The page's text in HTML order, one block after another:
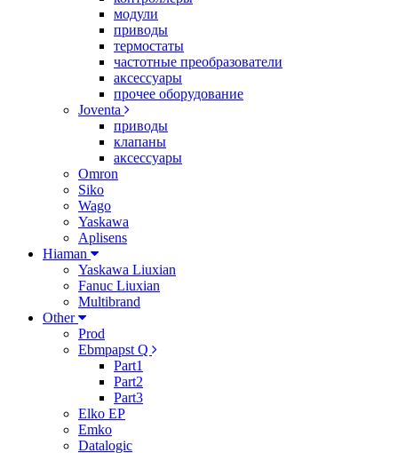
модули
приводы
термостаты
частотные преобразователи
аксессуары
прочее оборудование
Joventa
приводы
клапаны
аксессуары
Omron
Siko
Wago
Yaskawa
Aplisens
Hiaman
Yaskawa Liuxian
Fanuc Liuxian
Multibrand
Other
Prod
Ebmpapst Q
Part1
Part2
Part3
Elko EP
Emko
Datalogic